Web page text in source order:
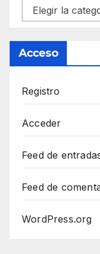
Categorías
Acceso
Registro
Acceder
Feed de
Feed de
WordPress.org